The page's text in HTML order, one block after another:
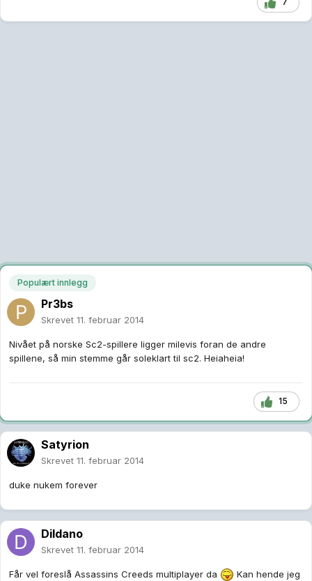
Populært innlegg
Pr3bs
Skrevet 11. februar 2014
Nivået på norske Sc2-spillere ligger milevis foran de andre
spillene, så min stemme går soleklart til sc2. Heiaheia!
15
Satyrion
Skrevet 11. februar 2014
duke nukem forever
Dildano
Skrevet 11. februar 2014
Får vel foreslå Assassins Creeds multiplayer da
Kan hende jeg